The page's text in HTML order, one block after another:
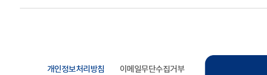
개인정보처리방침 이메일무단수집거부